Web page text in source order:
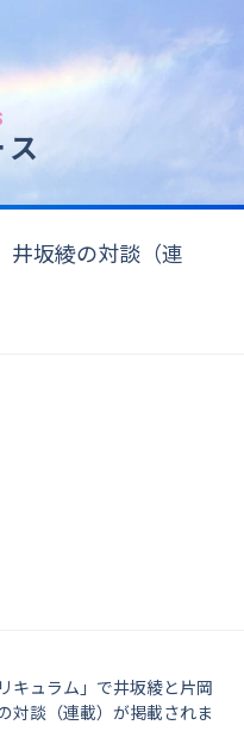
井坂綾の対談（連
キュラム」で井坂綾と片岡
談（連載）が掲載されま